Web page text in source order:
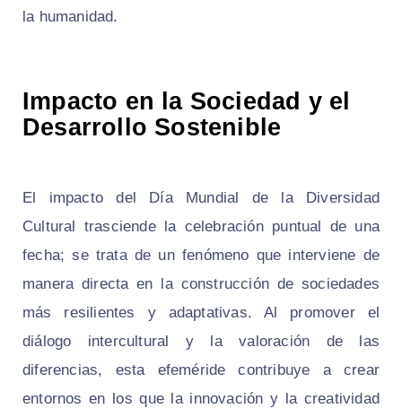
la humanidad.
Impacto en la Sociedad y el
Desarrollo Sostenible
El impacto del Día Mundial de la Diversidad
Cultural trasciende la celebración puntual de una
fecha; se trata de un fenómeno que interviene de
manera directa en la construcción de sociedades
más resilientes y adaptativas. Al promover el
diálogo intercultural y la valoración de las
diferencias, esta efeméride contribuye a crear
entornos en los que la innovación y la creatividad